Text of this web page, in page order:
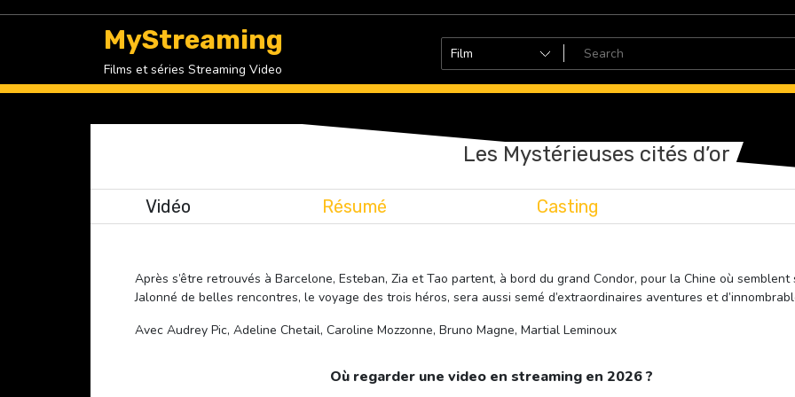
MyStreaming
Films et séries Streaming Video
Les Mystérieuses cités d’or
Vidéo Résumé Casting
Après s’être retrouvés à Barcelone, Esteban, Zia et Tao partent, à bord du grand Condor, pour la Chine où semblent
Jalonné de belles rencontres, le voyage des trois héros, sera aussi semé d’extraordinaires aventures et
Avec Audrey Pic, Adeline Chetail, Caroline Mozzonne, Bruno Magne, Martial Leminoux
Où regarder une video en streaming en 2026 ?